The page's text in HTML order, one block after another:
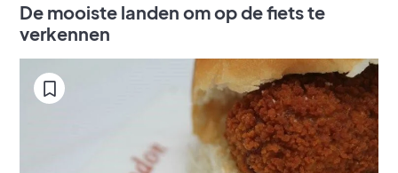
De mooiste landen om op de fiets te
verkennen